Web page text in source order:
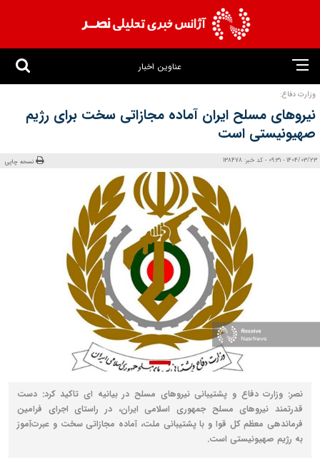
عناوین اخبار
وزارت دفاع:
نیروهای مسلح ایران آماده مجازاتی سخت برای رژیم
صهیونیستی است
1404/03/23 - 09:31 - کد خبر: 138478 نسخه چاپی
نصر: وزارت دفاع و پشتیبانی نیروهای مسلح در بیانیه ای تاکید کرد: دست
قدرتمند نیروهای مسلح جمهوری اسلامی ایران، در راستای اجرای فرامین
فرماندهی معظم کل قوا و با پشتیبانی ملت، آماده‌ مجازاتی سخت و عبرت‌آموز
به رژیم صهیونیستی است.